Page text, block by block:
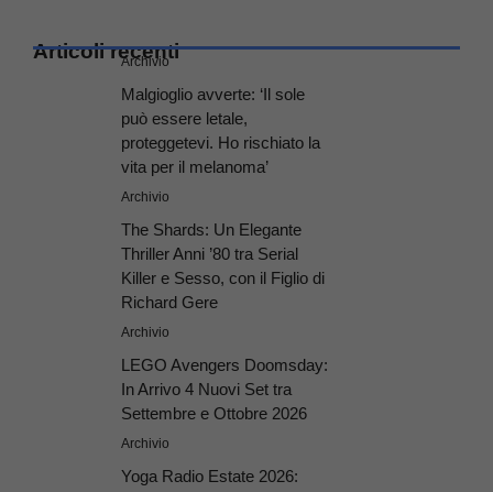
Articoli recenti
Archivio
Malgioglio avverte: ‘Il sole
può essere letale,
proteggetevi. Ho rischiato la
vita per il melanoma’
Archivio
The Shards: Un Elegante
Thriller Anni ’80 tra Serial
Killer e Sesso, con il Figlio di
Richard Gere
Archivio
LEGO Avengers Doomsday:
In Arrivo 4 Nuovi Set tra
Settembre e Ottobre 2026
Archivio
Yoga Radio Estate 2026: